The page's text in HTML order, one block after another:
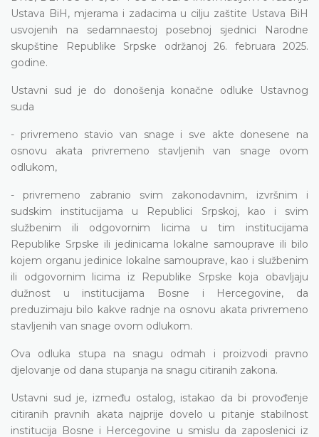
Ustava BiH, mjerama i zadacima u cilju zaštite Ustava BiH
usvojenih na sedamnaestoj posebnoj sjednici Narodne
skupštine Republike Srpske održanoj 26. februara 2025.
godine.
Ustavni sud je do donošenja konačne odluke Ustavnog
suda
- privremeno stavio van snage i sve akte donesene na
osnovu akata privremeno stavljenih van snage ovom
odlukom,
- privremeno zabranio svim zakonodavnim, izvršnim i
sudskim institucijama u Republici Srpskoj, kao i svim
službenim ili odgovornim licima u tim institucijama
Republike Srpske ili jedinicama lokalne samouprave ili bilo
kojem organu jedinice lokalne samouprave, kao i službenim
ili odgovornim licima iz Republike Srpske koja obavljaju
dužnost u institucijama Bosne i Hercegovine, da
preduzimaju bilo kakve radnje na osnovu akata privremeno
stavljenih van snage ovom odlukom.
Ova odluka stupa na snagu odmah i proizvodi pravno
djelovanje od dana stupanja na snagu citiranih zakona.
Ustavni sud je, između ostalog, istakao da bi provođenje
citiranih pravnih akata najprije dovelo u pitanje stabilnost
institucija Bosne i Hercegovine u smislu da zaposlenici iz